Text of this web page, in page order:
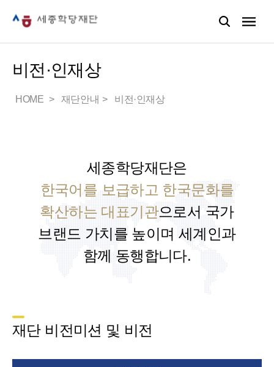
비전·인재상
HOME 재단안내 비전·인재상
세종학당재단은
한국어를 보급하고 한국문화를
확산하는 대표기관으로서 국가
브랜드 가치를 높이며 세계인과
함께 동행합니다.
재단 비전미션 및 비전